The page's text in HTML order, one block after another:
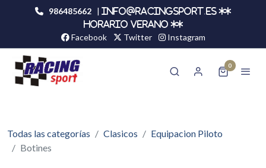
986485662 |
info@racingsport.es **
HORARIO VERANO **
Facebook Twitter Instagram
0
Todas las categorías Clasicos
Equipacion Piloto
Botines